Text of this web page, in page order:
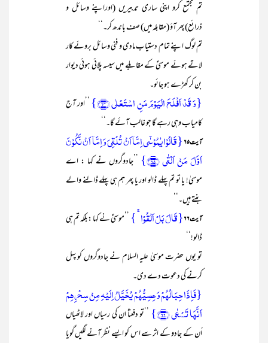
تم مجتمع کرو اپنی ساری تدبیریں (اوراپنے وسائل و
ذرائع) پھر آؤ (مقابلہ میں) صف باندھ کر۔‘‘
تم لوگ اپنے تمام دستیاب مادی و فنی وسائل بروئے کار
لاتے ہوئے موسیٰؑ کے مقابلے میں سیسہ پلائی ہوئی دیوار
بن کر کھڑے ہو جائو۔
{وَ قَدۡ اَفۡلَحَ الۡیَوۡمَ مَنِ اسۡتَعۡلٰی ﴿۶۴﴾}
’’اور آج
کامیاب وہی رہے گا جو غالب آئے گا۔‘‘
آیت ۶۵ {قَالُوۡا یٰمُوۡسٰۤی اِمَّاۤ اَنۡ تُلۡقِیَ وَ اِمَّاۤ اَنۡ نَّکُوۡنَ
اَوَّلَ مَنۡ اَلۡقٰی ﴿۶۵﴾}
’’جادوگروں نے کہا : اے
موسیٰ! یا تو تم پہلے ڈالو اور یا پھر ہم ہی پہلے ڈالنے والے
بنتے ہیں۔‘‘
آیت ۶۶ {قَالَ بَلۡ اَلۡقُوۡا ۚ } ’’موسیٰؑ نے کہا :بلکہ تم ہی
ڈالو!‘‘
تو یوں حضرت موسیٰ علیہ السلام نے جادوگروں کو پہل
کرنے کی دعوت دے دی۔
{فَاِذَا حِبَالُہُمۡ وَ عِصِیُّہُمۡ یُخَیَّلُ اِلَیۡہِ مِنۡ سِحۡرِہِمۡ
اَنَّہَا تَسۡعٰی ﴿۶۶﴾}
’’تو دفعتاً ان کی رسیاں اور لاٹھیاں
اُن کے جادو کے اثر سے اس کو ایسے نظر آنے لگیں گویا